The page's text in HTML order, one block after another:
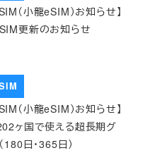
（小龍eSIM）お知らせ】
更新のお知らせ
（小龍eSIM）お知らせ】
ヶ国で使える超長期グ
日・365日）